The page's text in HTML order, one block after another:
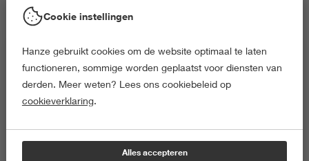
Teamtraining Familiezorg
Cookie instellingen
Hanze gebruikt cookies om de website optimaal te laten
functioneren, sommige worden geplaatst voor diensten van
derden. Meer weten? Lees ons cookiebeleid op
cookieverklaring.
Alles accepteren